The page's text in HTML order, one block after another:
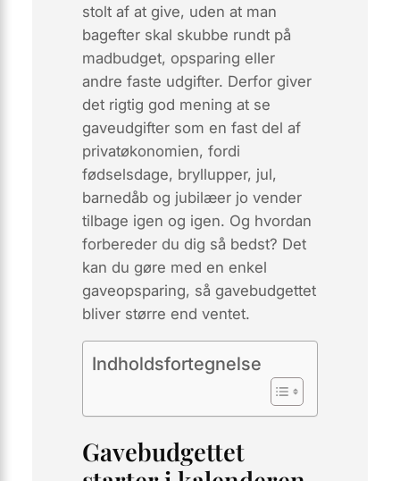
stolt af at give, uden at man
bagefter skal skubbe rundt på
madbudget, opsparing eller
andre faste udgifter. Derfor giver
det rigtig god mening at se
gaveudgifter som en fast del af
privatøkonomien, fordi
fødselsdage, bryllupper, jul,
barnedåb og jubilæer jo vender
tilbage igen og igen. Og hvordan
forbereder du dig så bedst? Det
kan du gøre med en enkel
gaveopsparing, så gavebudgettet
bliver større end ventet.
Indholdsfortegnelse
Gavebudgettet